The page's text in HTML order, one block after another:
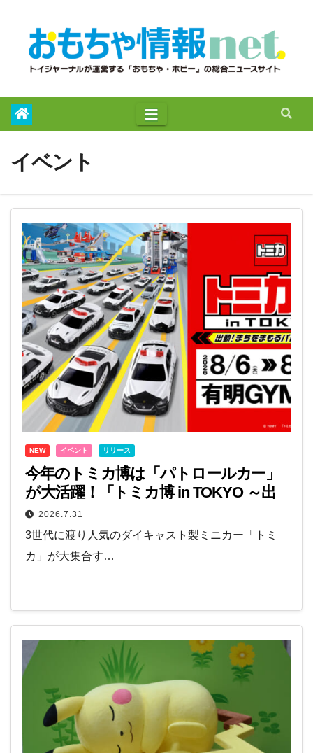
イベント
NEW イベント リリース
今年のトミカ博は「パトロールカー」
が大活躍！「トミカ博 in TOKYO ～出
動！まちをまもるパトロールカー～」8
月6日開幕
2026.7.31
3世代に渡り人気のダイキャスト製ミニカー「トミ
カ」が大集合す…